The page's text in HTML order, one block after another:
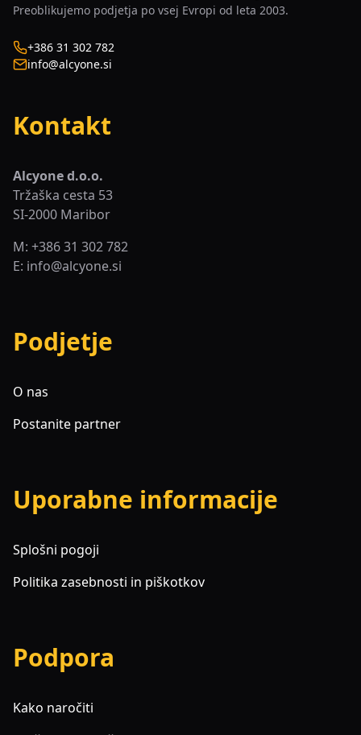
Preoblikujemo podjetja po vsej Evropi od leta 2003.
+386 31 302 782
info@alcyone.si
Kontakt
Alcyone d.o.o.
Tržaška cesta 53
SI-2000 Maribor
M: +386 31 302 782
E: info@alcyone.si
Podjetje
O nas
Postanite partner
Uporabne informacije
Splošni pogoji
Politika zasebnosti in piškotkov
Podpora
Kako naročiti